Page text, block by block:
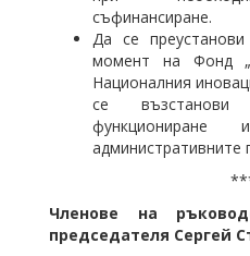
съфинансиране.
Да се
момент на Фонд
Националния
се възстанови
административните
Членове на
председателя Сергей